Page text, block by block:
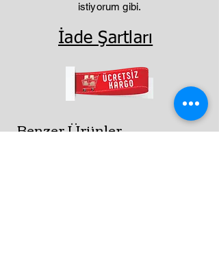
istiyorum gibi.
İade Şartları
Benzer Ürünler